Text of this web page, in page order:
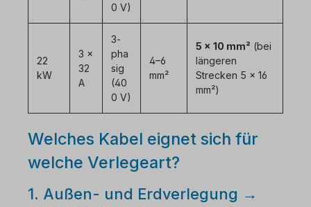
0 V)
22
kW
3 ×
32
A
3-
pha
sig
(40
0 V)
4–6
mm²
5 × 10 mm² (bei
längeren
Strecken 5 × 16
mm²)
Welches Kabel eignet sich für
welche Verlegeart?
1. Außen- und Erdverlegung →